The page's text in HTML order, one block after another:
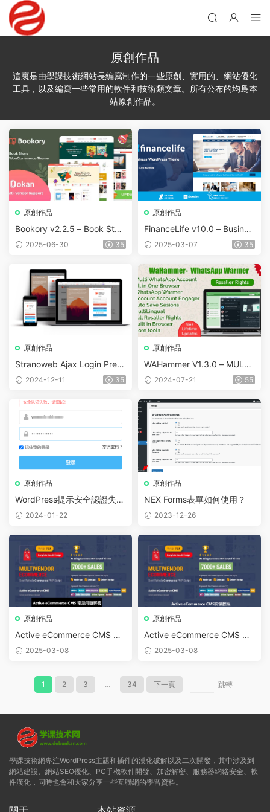
原創作品
這裏是由學課技術網站長編寫制作的一些原創、實用的、網站優化
工具，以及編寫一些常用的軟件和技術類文章。所有公布的均爲本
站原創作品。
原創作品
Bookory v2.2.5 – Book Stor
e WooCommerce Theme
2025-06-30 35
原創作品
FinanceLife v10.0 – Busines
s WordPress Theme
2025-03-07 35
原創作品
Stranoweb Ajax Login Premi
um v2.0.7
2024-12-11 35
原創作品
WAHammer V1.3.0 – MULTI
WHATSAPP ACCOUNT BRO
ER / ACCOUNT ENGAGER
(FULL RESALLER)
2024-07-21 55
原創作品
WordPress提示安全認證失
敗，請重試（解決方法）
2024-01-22
原創作品
NEX Forms表單如何使用？
2023-12-26
原創作品
Active eCommerce CMS 常
見問題解答
2025-03-08
原創作品
Active eCommerce CMS 安
裝教程
2025-03-08
1 2 3 ... 34 下一頁 跳轉
學課技術網專注WordPress主題和插件的漢化破解以及二次開發，其中涉及到
網站建設、網站SEO優化、PC手機軟件開發、加密解密、服務器網絡安全、軟
件漢化，同時也會和大家分享一些互聯網的學習資料。